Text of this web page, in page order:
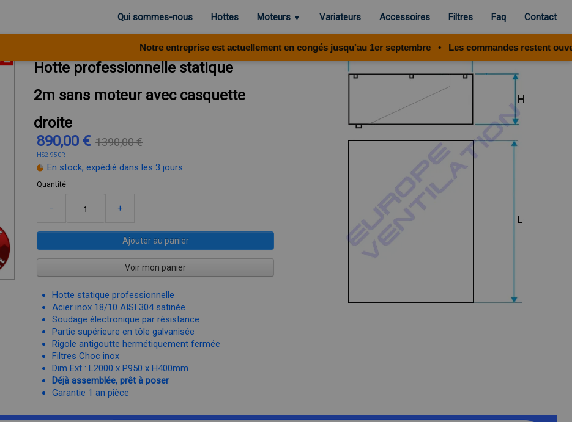
Qui sommes-nous Hottes Moteurs ▼ Variateurs Accessoires Filtres Faq Contact
Hotte professionnelle statique
2m sans moteur avec casquette
droite
890,00 € 1390,00 €
HS2-950R
En stock, expédié dans les 3 jours
Quantité
− +
Ajouter au panier
Voir mon panier
Hotte statique professionnelle
Acier inox 18/10 AISI 304 satinée
Soudage électronique par résistance
Partie supérieure en tôle galvanisée
Rigole antigoutte hermétiquement fermée
Filtres Choc inox
Dim Ext : L2000 x P950 x H400mm
Déjà assemblée, prêt à poser
Garantie 1 an pièce
Notre entreprise est actuellement en congés jusqu'au 1er septembre • Les commandes restent